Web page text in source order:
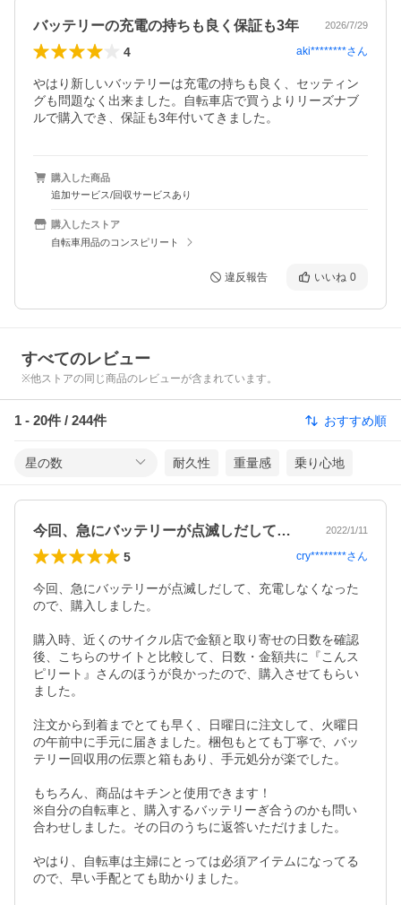
バッテリーの充電の持ちも良く保証も3年 2026/7/29
4 aki********さん
やはり新しいバッテリーは充電の持ちも良く、セッティン
グも問題なく出来ました。自転車店で買うよりリーズナブ
ルで購入でき、保証も3年付いてきました。
購入した商品
追加サービス/回収サービスあり
購入したストア
自転車用品のコンスピリート
違反報告 いいね 0
すべてのレビュー
※他ストアの同じ商品のレビューが含まれています。
1 - 20件 / 244件 おすすめ順
星の数 耐久性 重量感 乗り心地
今回、急にバッテリーが点滅しだして、充… 2022/1/11
5 cry********さん
今回、急にバッテリーが点滅しだして、充電しなくなった
ので、購入しました。
購入時、近くのサイクル店で金額と取り寄せの日数を確認
後、こちらのサイトと比較して、日数・金額共に『こんス
ピリート』さんのほうが良かったので、購入させてもらい
ました。
注文から到着までとても早く、日曜日に注文して、火曜日
の午前中に手元に届きました。梱包もとても丁寧で、バッ
テリー回収用の伝票と箱もあり、手元処分が楽でした。
もちろん、商品はキチンと使用できます！
※自分の自転車と、購入するバッテリーぎ合うのかも問い
合わせしました。その日のうちに返答いただけました。
やはり、自転車は主婦にとっては必須アイテムになってる
ので、早い手配とても助かりました。